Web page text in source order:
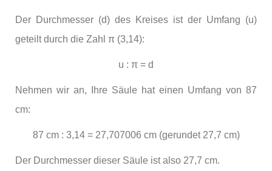
Der Durchmesser (d) des Kreises ist der Umfang (u)
geteilt durch die Zahl π (3,14):
u : π = d
Nehmen wir an, Ihre Säule hat einen Umfang von 87
cm:
87 cm : 3,14 = 27,707006 cm (gerundet 27,7 cm)
Der Durchmesser dieser Säule ist also 27,7 cm.